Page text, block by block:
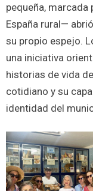
pequeña,
España rural—
su propio espejo.
una iniciativa
historias de vida
cotidiano y su
identidad del